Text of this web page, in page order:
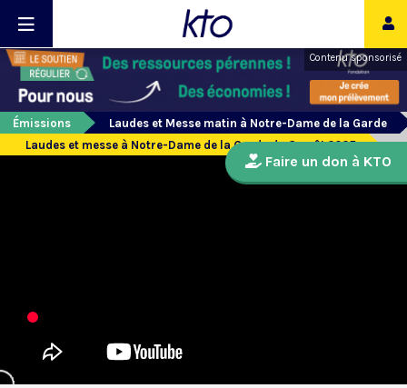
Contenu sponsorisé
Émissions
Laudes et Messe matin à Notre-Dame de la Garde
Laudes et messe à Notre-Dame de la Garde du 8 août 2025
Faire un don à KTO